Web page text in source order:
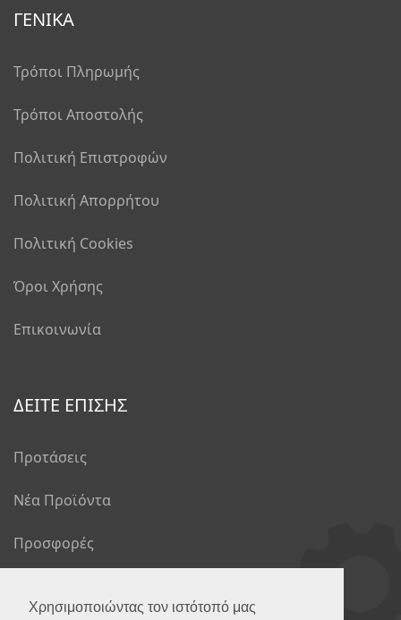
Χρησιμοποιώντας τον ιστότοπό μας
ΓΕΝΙΚΑ
Τρόποι Πληρωμής
Τρόποι Αποστολής
Πολιτική Επιστροφών
Πολιτική Απορρήτου
Πολιτική Cookies
Όροι Χρήσης
Επικοινωνία
ΔΕΙΤΕ ΕΠΙΣΗΣ
Προτάσεις
Νέα Προϊόντα
Προσφορές